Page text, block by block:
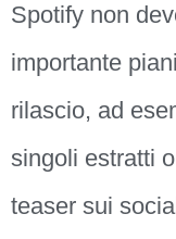
Spotify non
importante
rilascio, ad
singoli estratti
teaser sui